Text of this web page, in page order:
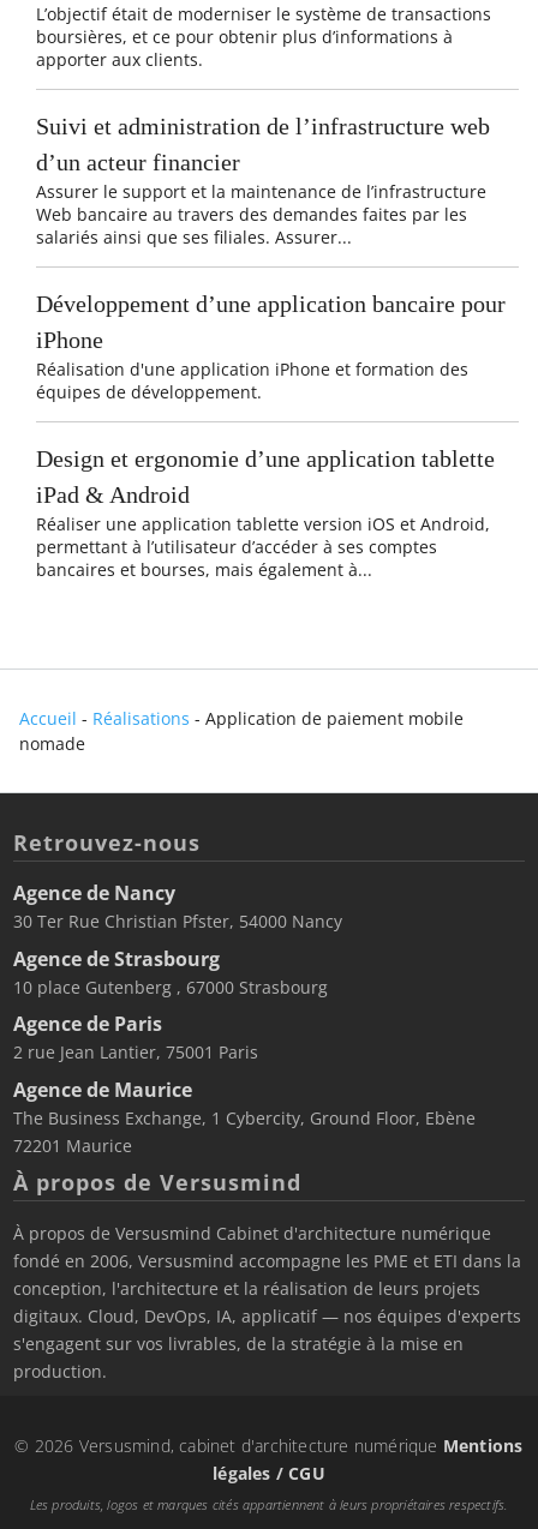
L’objectif était de moderniser le système de transactions
boursières, et ce pour obtenir plus d’informations à
apporter aux clients.
Suivi et administration de l’infrastructure web
d’un acteur financier
Assurer le support et la maintenance de l’infrastructure
Web bancaire au travers des demandes faites par les
salariés ainsi que ses filiales. Assurer...
Développement d’une application bancaire pour
iPhone
Réalisation d'une application iPhone et formation des
équipes de développement.
Design et ergonomie d’une application tablette
iPad & Android
Réaliser une application tablette version iOS et Android,
permettant à l’utilisateur d’accéder à ses comptes
bancaires et bourses, mais également à...
Accueil - Réalisations - Application de paiement mobile
nomade
Retrouvez-nous
Agence de Nancy
30 Ter Rue Christian Pfster, 54000 Nancy
Agence de Strasbourg
10 place Gutenberg , 67000 Strasbourg
Agence de Paris
2 rue Jean Lantier, 75001 Paris
Agence de Maurice
The Business Exchange, 1 Cybercity, Ground Floor, Ebène
72201 Maurice
À propos de Versusmind
À propos de Versusmind Cabinet d'architecture numérique
fondé en 2006, Versusmind accompagne les PME et ETI dans la
conception, l'architecture et la réalisation de leurs projets
digitaux. Cloud, DevOps, IA, applicatif — nos équipes d'experts
s'engagent sur vos livrables, de la stratégie à la mise en
production.
© 2026 Versusmind, cabinet d'architecture numérique Mentions
légales / CGU
Les produits, logos et marques cités appartiennent à leurs propriétaires respectifs.